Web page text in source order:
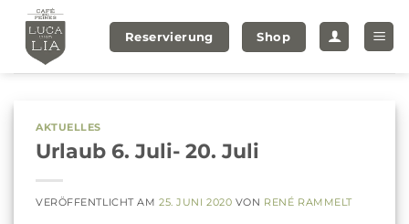
Zum
Inhalt
springen
Reservierung Shop
AKTUELLES
Urlaub 6. Juli- 20. Juli
VERÖFFENTLICHT AM25. JUNI 2020 VON RENÉ RAMMELT